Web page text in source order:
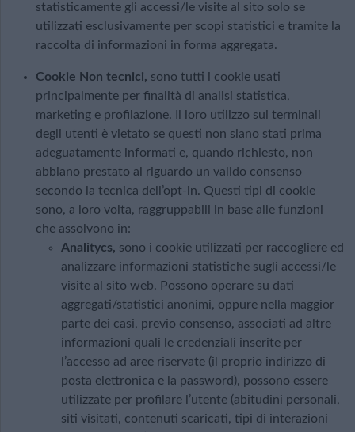
statisticamente gli accessi/le visite al sito solo se
utilizzati esclusivamente per scopi statistici e tramite la
raccolta di informazioni in forma aggregata.
Cookie Non tecnici, sono tutti i cookie usati
principalmente per finalità di analisi statistica,
marketing e profilazione. Il loro utilizzo sui terminali
degli utenti è vietato se questi non siano stati prima
adeguatamente informati e, quando richiesto, non
abbiano prestato al riguardo un valido consenso
secondo la tecnica dell’opt-in. Questi tipi di cookie
sono, a loro volta, raggruppabili in base alle funzioni
che assolvono in:
Analitycs, sono i cookie utilizzati per raccogliere ed
analizzare informazioni statistiche sugli accessi/le
visite al sito web. Possono operare su dati
aggregati/statistici anonimi, oppure nella maggior
parte dei casi, previo consenso, associati ad altre
informazioni quali le credenziali inserite per
l’accesso ad aree riservate (il proprio indirizzo di
posta elettronica e la password), possono essere
utilizzate per profilare l’utente (abitudini personali,
siti visitati, contenuti scaricati, tipi di interazioni